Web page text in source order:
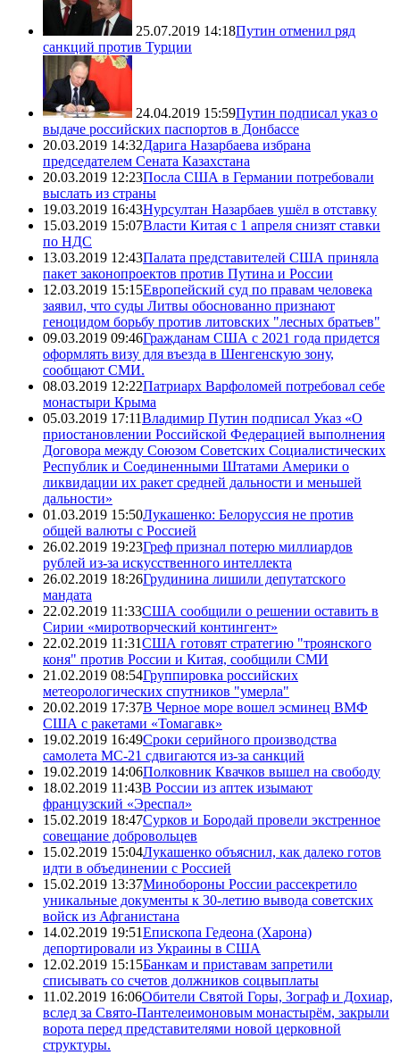
25.07.2019 14:18Путин отменил ряд
санкций против Турции
24.04.2019 15:59Путин подписал указ о
выдаче российских паспортов в Донбассе
20.03.2019 14:32Дарига Назарбаева избрана
председателем Сената Казахстана
20.03.2019 12:23Посла США в Германии потребовали
выслать из страны
19.03.2019 16:43Нурсултан Назарбаев ушёл в отставку
15.03.2019 15:07Власти Китая с 1 апреля снизят ставки
по НДС
13.03.2019 12:43Палата представителей США приняла
пакет законопроектов против Путина и России
12.03.2019 15:15Европейский суд по правам человека
заявил, что суды Литвы обоснованно признают
геноцидом борьбу против литовских "лесных братьев"
09.03.2019 09:46Гражданам США с 2021 года придется
оформлять визу для въезда в Шенгенскую зону,
сообщают СМИ.
08.03.2019 12:22Патриарх Варфоломей потребовал себе
монастыри Крыма
05.03.2019 17:11Владимир Путин подписал Указ «О
приостановлении Российской Федерацией выполнения
Договора между Союзом Советских Социалистических
Республик и Соединенными Штатами Америки о
ликвидации их ракет средней дальности и меньшей
дальности»
01.03.2019 15:50Лукашенко: Белоруссия не против
общей валюты с Россией
26.02.2019 19:23Греф признал потерю миллиардов
рублей из-за искусственного интеллекта
26.02.2019 18:26Грудинина лишили депутатского
мандата
22.02.2019 11:33США сообщили о решении оставить в
Сирии «миротворческий контингент»
22.02.2019 11:31США готовят стратегию "троянского
коня" против России и Китая, сообщили СМИ
21.02.2019 08:54Группировка российских
метеорологических спутников "умерла"
20.02.2019 17:37В Черное море вошел эсминец ВМФ
США с ракетами «Томагавк»
19.02.2019 16:49Сроки серийного производства
самолета МС-21 сдвигаются из-за санкций
19.02.2019 14:06Полковник Квачков вышел на свободу
18.02.2019 11:43В России из аптек изымают
французский «Эреспал»
15.02.2019 18:47Сурков и Бородай провели экстренное
совещание добровольцев
15.02.2019 15:04Лукашенко объяснил, как далеко готов
идти в объединении с Россией
15.02.2019 13:37Минобороны России рассекретило
уникальные документы к 30-летию вывода советских
войск из Афганистана
14.02.2019 19:51Епископа Гедеона (Харона)
депортировали из Украины в США
12.02.2019 15:15Банкам и приставам запретили
списывать со счетов должников соцвыплаты
11.02.2019 16:06Обители Святой Горы, Зограф и Дохиар,
вслед за Свято-Пантелеимоновым монастырём, закрыли
ворота перед представителями новой церковной
структуры.